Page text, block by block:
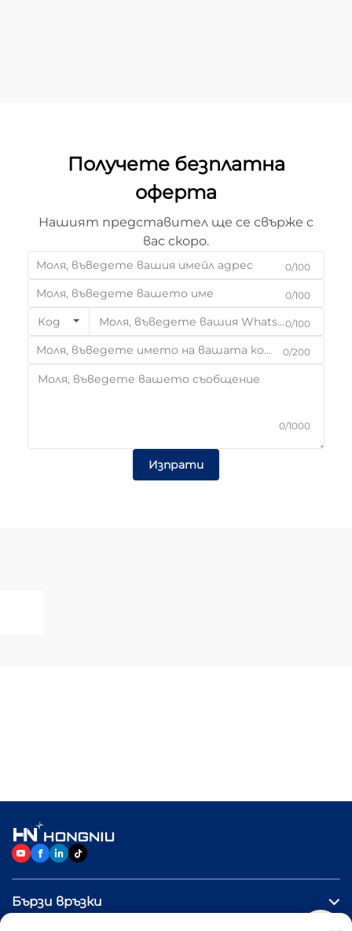
Получете безплатна
оферта
Нашият представител ще се свърже с
вас скоро.
0/100
0/100
Код 0/100
0/200
0/1000
Изпрати
Бързи връзки